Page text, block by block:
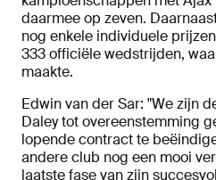
daarmee op zeven.
nog enkele individuele
333 officiële wedstrijden,
maakte.
Edwin van der Sar: "We zijn
Daley tot overeenstemming
lopende contract te
andere club nog een mooi
laatste fase van zijn